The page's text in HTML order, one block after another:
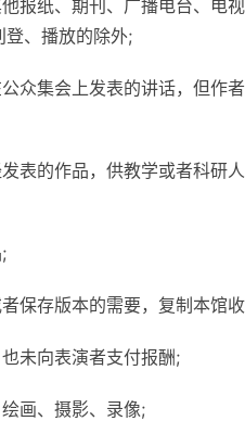
报纸、期刊、广播电台、电
、播放的除外;
众集会上发表的讲话，但作
表的作品，供教学或者科研
保存版本的需要，复制本馆
未向表演者支付报酬;
画、摄影、录像;